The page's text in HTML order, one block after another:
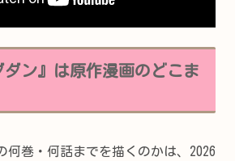
ダン』は原作漫画のどこま
何巻・何話までを描くのかは、2026